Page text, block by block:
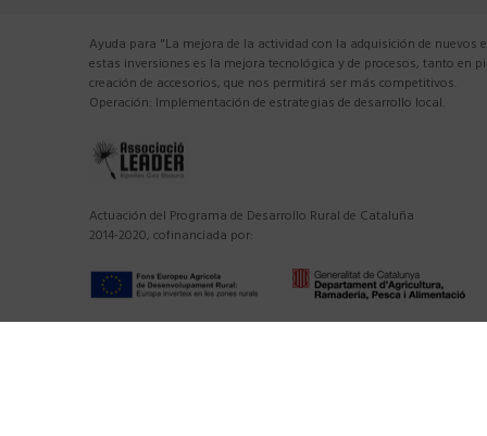
Ayuda para "La mejora de la actividad con la adquisición de nuevos
estas inversiones es la mejora tecnológica y de procesos, tanto en
creación de accesorios, que nos permitirá ser más competitivos.
Operación: Implementación de estrategias de desarrollo local.
Actuación del Programa de Desarrollo Rural de Cataluña
2014-2020, cofinanciada por: